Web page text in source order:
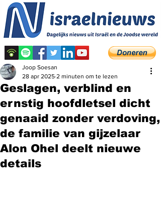
Geslagen, verblind en
ernstig hoofdletsel dicht
genaaid zonder verdoving,
de familie van gijzelaar
Alon Ohel deelt nieuwe
details
Joop Soesan
28 apr 2025 2 minuten om te lezen